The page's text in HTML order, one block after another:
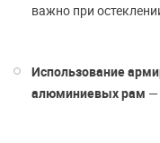
важно при
Использование
алюминиевых рам —